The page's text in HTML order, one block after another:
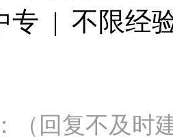
专 | 不限经
（回复不及时